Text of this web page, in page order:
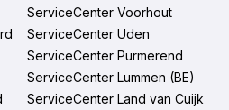
ServiceCenter Voorhout
ServiceCenter Uden
ServiceCenter Purmerend
ServiceCenter Lummen (BE)
ServiceCenter Land van Cuijk